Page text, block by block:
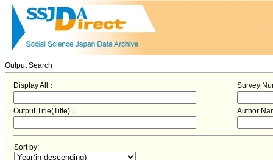
Output Search
Display All： Survey
Output Title(Title)： Author
Sort by: